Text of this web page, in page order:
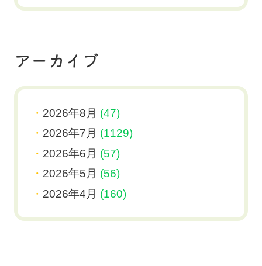
アーカイブ
2026年8月 (47)
2026年7月 (1129)
2026年6月 (57)
2026年5月 (56)
2026年4月 (160)